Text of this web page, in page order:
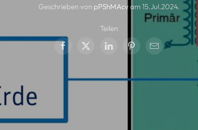
Geschrieben von pPShMAcvam 15.Jul.2024.
Teilen